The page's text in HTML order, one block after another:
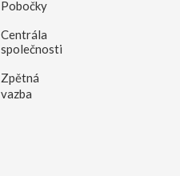
Pobočky
Centrála
společnosti
Zpětná
vazba